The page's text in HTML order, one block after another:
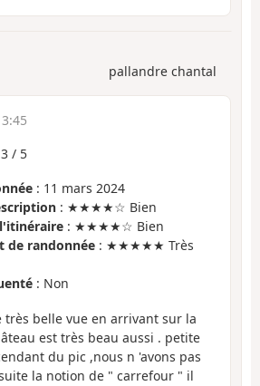
pallandre chantal
/ 5
: 11 mars 2024
: ★★★★☆ Bien
: ★★★★☆ Bien
de randonnée : ★★★★★ Très
: Non
très belle vue en arrivant sur la
est très beau aussi . petite
du pic ,nous n 'avons pas
la notion de " carrefour " il